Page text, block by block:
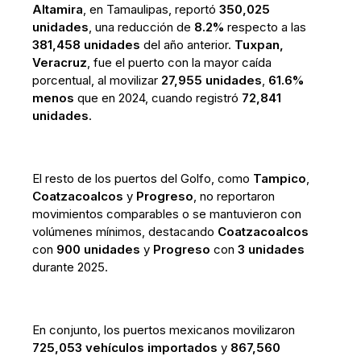
Altamira, en Tamaulipas, reportó350,025
unidades, una reducción de 8.2% respecto a las
381,458 unidades del año anterior. Tuxpan,
Veracruz, fue el puerto con la mayor caída
porcentual, al movilizar 27,955 unidades, 61.6%
menos que en 2024, cuando registró 72,841
unidades.
El resto de los puertos del Golfo, como Tampico,
Coatzacoalcos y Progreso, no reportaron
movimientos comparables o se mantuvieron con
volúmenes mínimos, destacando Coatzacoalcos
con 900 unidades y Progreso con3 unidades
durante 2025.
En conjunto, los puertos mexicanos movilizaron
725,053 vehículos importados y 867,560